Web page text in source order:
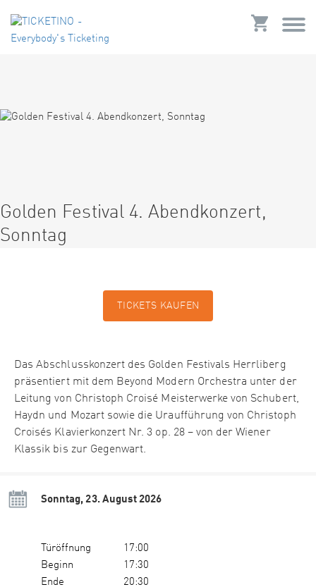
Golden Festival 4. Abendkonzert,
Sonntag
TICKETS KAUFEN
Das Abschlusskonzert des Golden Festivals Herrliberg
präsentiert mit dem Beyond Modern Orchestra unter der
Leitung von Christoph Croisé Meisterwerke von Schubert,
Haydn und Mozart sowie die Uraufführung von Christoph
Croisés Klavierkonzert Nr. 3 op. 28 – von der Wiener
Klassik bis zur Gegenwart.
Sonntag, 23. August 2026
Türöffnung
17:00
Beginn
17:30
Ende
20:30